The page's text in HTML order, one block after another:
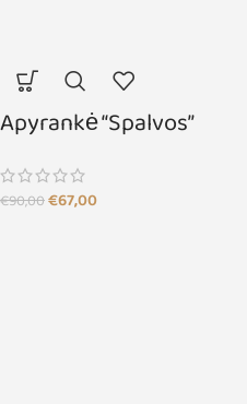
Apyrankė “Spalvos”
€90,00€67,00